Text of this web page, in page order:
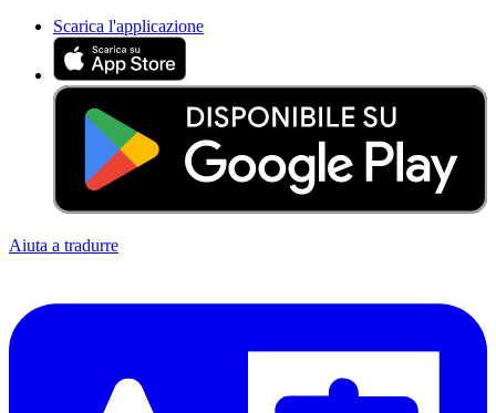
Scarica l'applicazione
Aiuta a tradurre